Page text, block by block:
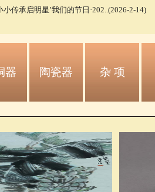
小传承启明星’我们的节日·202..(2026-2-14)
器 陶瓷器 杂 项